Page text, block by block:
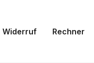
Widerruf Rechner